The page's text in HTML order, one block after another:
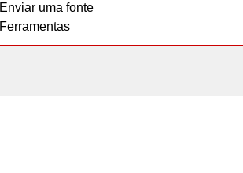
Enviar uma fonte
Ferramentas